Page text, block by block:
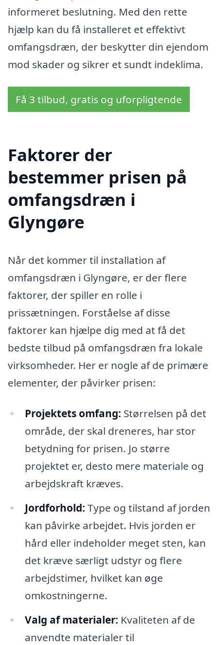
informeret beslutning. Med den rette
hjælp kan du få installeret et effektivt
omfangsdræn, der beskytter din ejendom
mod skader og sikrer et sundt indeklima.
Få 3 tilbud, gratis og uforpligtende
Faktorer der
bestemmer prisen på
omfangsdræn i
Glyngøre
Når det kommer til installation af
omfangsdræn i Glyngøre, er der flere
faktorer, der spiller en rolle i
prissætningen. Forståelse af disse
faktorer kan hjælpe dig med at få det
bedste tilbud på omfangsdræn fra lokale
virksomheder. Her er nogle af de primære
elementer, der påvirker prisen:
Projektets omfang: Størrelsen på det
område, der skal dreneres, har stor
betydning for prisen. Jo større
projektet er, desto mere materiale og
arbejdskraft kræves.
Jordforhold: Type og tilstand af jorden
kan påvirke arbejdet. Hvis jorden er
hård eller indeholder meget sten, kan
det kræve særligt udstyr og flere
arbejdstimer, hvilket kan øge
omkostningerne.
Valg af materialer: Kvaliteten af de
anvendte materialer til